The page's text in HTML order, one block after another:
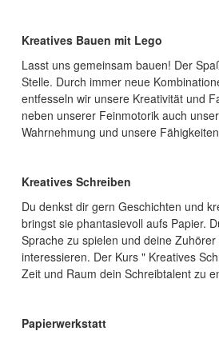
Kreatives Bauen mit Lego
Lasst uns gemeinsam bauen! Der
Stelle. Durch immer neue
entfesseln wir unsere Kreativität und
neben unserer Feinmotorik auch
Wahrnehmung und unsere
Kreatives Schreiben
Du denkst dir gern Geschichten und
bringst sie phantasievoll aufs Papier.
Sprache zu spielen und deine
interessieren. Der Kurs " Kreatives
Zeit und Raum dein Schreibtalent zu
Papierwerkstatt